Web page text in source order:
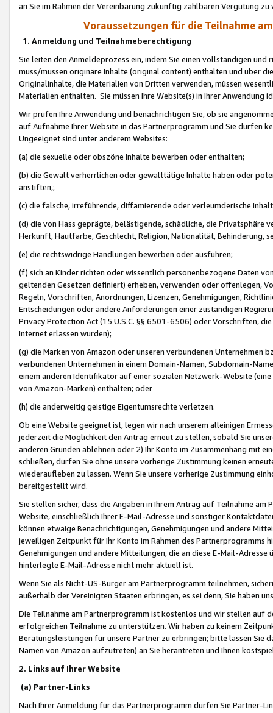
an Sie im Rahmen der Vereinbarung zukünftig zahlbaren Vergütung zu
Voraussetzungen für die Teilnahme
1. Anmeldung und Teilnahmeberechtigung
Sie leiten den Anmeldeprozess ein, indem Sie einen vollständigen
muss/müssen originäre Inhalte (original content) enthalten und über
Originalinhalte, die Materialien von Dritten verwenden, müssen
Materialien enthalten. Sie müssen Ihre Website(s) in Ihrer Anwendung
Wir prüfen Ihre Anwendung und benachrichtigen Sie, ob sie
auf Aufnahme Ihrer Website in das Partnerprogramm und Sie dürfen
Ungeeignet sind unter anderem Websites:
(a) die sexuelle oder obszöne Inhalte bewerben oder enthalten;
(b) die Gewalt verherrlichen oder gewalttätige Inhalte haben oder
anstiften,;
(c) die falsche, irreführende, diffamierende oder verleumderische
(d) die von Hass geprägte, belästigende, schädliche, die Privatsphäre
Herkunft, Hautfarbe, Geschlecht, Religion, Nationalität, Behinderung,
(e) die rechtswidrige Handlungen bewerben oder ausführen;
(f) sich an Kinder richten oder wissentlich personenbezogene Daten
geltenden Gesetzen definiert) erheben, verwenden oder offenlegen,
Regeln, Vorschriften, Anordnungen, Lizenzen, Genehmigungen,
Entscheidungen oder andere Anforderungen einer zuständigen
Privacy Protection Act (15 U.S.C. §§ 6501-6506) oder Vorschriften,
Internet erlassen wurden);
(g) die Marken von Amazon oder unseren verbundenen Unternehmen
verbundenen Unternehmen in einem Domain-Namen, Subdomain-
einem anderen Identifikator auf einer sozialen Netzwerk-Website
von Amazon-Marken) enthalten; oder
(h) die anderweitig geistige Eigentumsrechte verletzen.
Ob eine Website geeignet ist, legen wir nach unserem alleinigen
jederzeit die Möglichkeit den Antrag erneut zu stellen, sobald Sie
anderen Gründen ablehnen oder 2) Ihr Konto im Zusammenhang mit
schließen, dürfen Sie ohne unsere vorherige Zustimmung keinen
wiederaufleben zu lassen. Wenn Sie unsere vorherige Zustimmung
bereitgestellt wird.
Sie stellen sicher, dass die Angaben in Ihrem Antrag auf Teilnahme
Website, einschließlich Ihrer E-Mail-Adresse und sonstiger
können etwaige Benachrichtigungen, Genehmigungen und andere
jeweiligen Zeitpunkt für Ihr Konto im Rahmen des Partnerprogramms
Genehmigungen und andere Mitteilungen, die an diese E-Mail-
hinterlegte E-Mail-Adresse nicht mehr aktuell ist.
Wenn Sie als Nicht-US-Bürger am Partnerprogramm teilnehmen,
außerhalb der Vereinigten Staaten erbringen, es sei denn, Sie haben
Die Teilnahme am Partnerprogramm ist kostenlos und wir stellen auf
erfolgreichen Teilnahme zu unterstützen. Wir haben zu keinem
Beratungsleistungen für unsere Partner zu erbringen; bitte lassen Sie
Namen von Amazon aufzutreten) an Sie herantreten und Ihnen
2. Links auf Ihrer Website
(a) Partner-Links
Nach Ihrer Anmeldung für das Partnerprogramm dürfen Sie Partner-